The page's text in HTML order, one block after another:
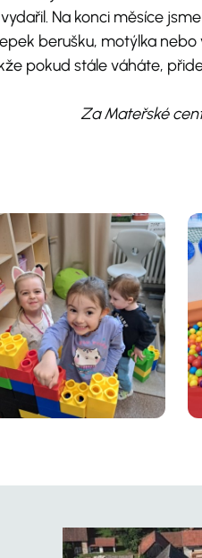
Na konci měsíce
berušku, motýlka
pokud stále váháte,
Za Mateřské